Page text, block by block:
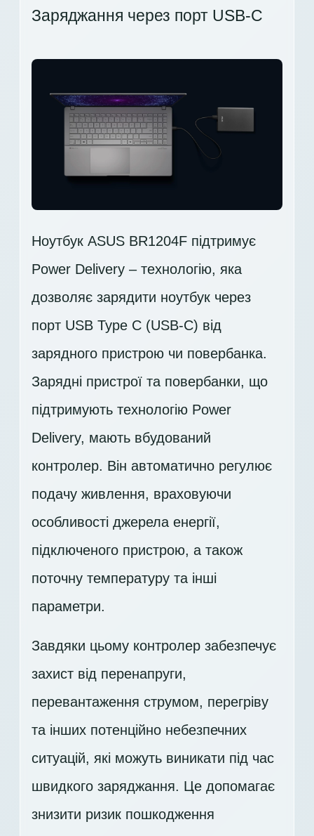
Заряджання через порт USB-C
Ноутбук ASUS BR1204F підтримує
Power Delivery – технологію, яка
дозволяє зарядити ноутбук через
порт USB Type C (USB-C) від
зарядного пристрою чи повербанка.
Зарядні пристрої та повербанки, що
підтримують технологію Power
Delivery, мають вбудований
контролер. Він автоматично регулює
подачу живлення, враховуючи
особливості джерела енергії,
підключеного пристрою, а також
поточну температуру та інші
параметри.
Завдяки цьому контролер забезпечує
захист від перенапруги,
перевантаження струмом, перегріву
та інших потенційно небезпечних
ситуацій, які можуть виникати під час
швидкого заряджання. Це допомагає
знизити ризик пошкодження